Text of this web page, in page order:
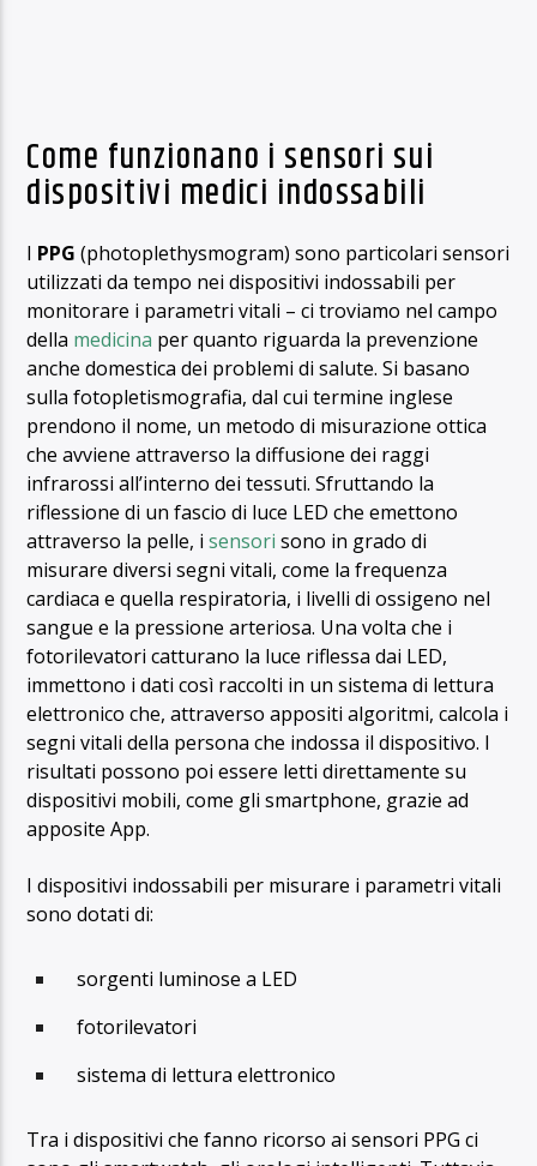
Come funzionano i sensori sui
dispositivi medici indossabili
I PPG (photoplethysmogram) sono particolari sensori
utilizzati da tempo nei dispositivi indossabili per
monitorare i parametri vitali – ci troviamo nel campo
della medicina per quanto riguarda la prevenzione
anche domestica dei problemi di salute. Si basano
sulla fotopletismografia, dal cui termine inglese
prendono il nome, un metodo di misurazione ottica
che avviene attraverso la diffusione dei raggi
infrarossi all’interno dei tessuti. Sfruttando la
riflessione di un fascio di luce LED che emettono
attraverso la pelle, isensori sono in grado di
misurare diversi segni vitali, come la frequenza
cardiaca e quella respiratoria, i livelli di ossigeno nel
sangue e la pressione arteriosa. Una volta che i
fotorilevatori catturano la luce riflessa dai LED,
immettono i dati così raccolti in un sistema di lettura
elettronico che, attraverso appositi algoritmi, calcola i
segni vitali della persona che indossa il dispositivo. I
risultati possono poi essere letti direttamente su
dispositivi mobili, come gli smartphone, grazie ad
apposite App.
I dispositivi indossabili per misurare i parametri vitali
sono dotati di:
sorgenti luminose a LED
fotorilevatori
sistema di lettura elettronico
Tra i dispositivi che fanno ricorso ai sensori PPG ci